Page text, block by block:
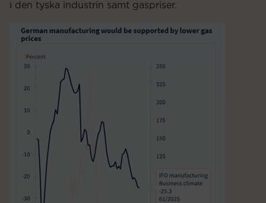
i den tyska industrin samt gaspriser.